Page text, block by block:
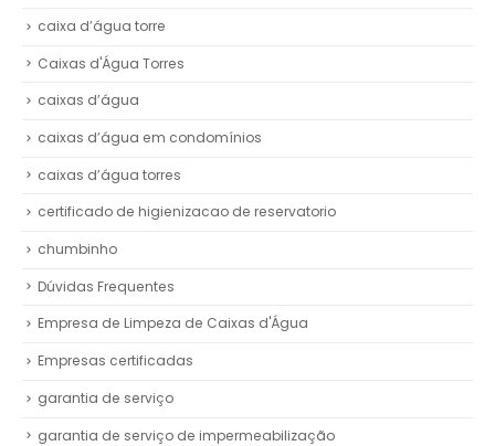
caixa d’água torre
Caixas d'Água Torres
caixas d’água
caixas d’água em condomínios
caixas d’água torres
certificado de higienizacao de reservatorio
chumbinho
Dúvidas Frequentes
Empresa de Limpeza de Caixas d'Água
Empresas certificadas
garantia de serviço
garantia de serviço de impermeabilização